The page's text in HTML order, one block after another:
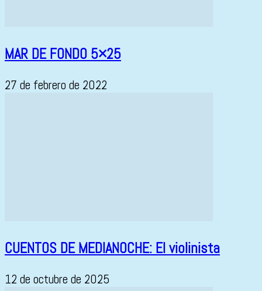
MAR DE FONDO 5×25
27 de febrero de 2022
CUENTOS DE MEDIANOCHE: El violinista
12 de octubre de 2025